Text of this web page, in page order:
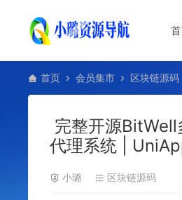
首页 会员集市 区块链源码
完整开源BitWell
代理系统 |
小璐 区块链源码